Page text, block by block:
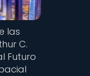
las
C.
Futuro